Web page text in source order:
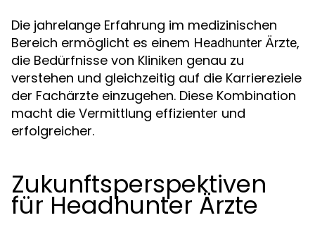
Die jahrelange Erfahrung im medizinischen
Bereich ermöglicht es einem Headhunter Ärzte,
die Bedürfnisse von Kliniken genau zu
verstehen und gleichzeitig auf die Karriereziele
der Fachärzte einzugehen. Diese Kombination
macht die Vermittlung effizienter und
erfolgreicher.
Zukunftsperspektiven
für Headhunter Ärzte